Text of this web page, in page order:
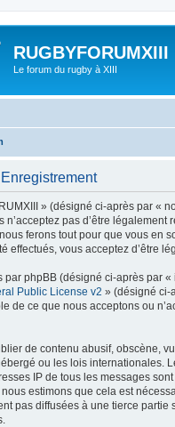
RUGBYFORUMXIII
Le forum du rugby à XIII
» (désigné ci-après par «
n’acceptez pas d’être
ferons tout pour que vous en
effectués, vous acceptez d’être
par phpBB (désigné ci-après par
Public License v2 » (désigné ci-
de ce que nous acceptons ou
de contenu abusif, obscène,
ou les lois internationales.
IP de tous les messages
estimons que cela est
pas diffusées à une tierce